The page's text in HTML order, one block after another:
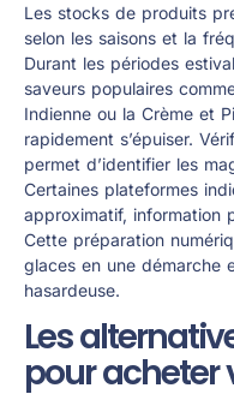
Les stocks de produits
selon les saisons et la
Durant les périodes
saveurs populaires
Indienne ou la Crème et
rapidement s’épuiser.
permet d’identifier les
Certaines plateformes
approximatif, information
Cette préparation
glaces en une démarche
hasardeuse.
Les
pour acheter